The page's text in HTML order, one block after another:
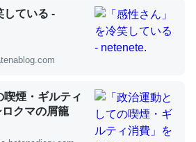
】昆虫学の大問題＝「昆虫はなぜ海にいな
置いて４年。でたまに覗いてる。ぼ
と画策中。あと、Googleマップで
している -
喫煙・ギルティ
クマの屑籠